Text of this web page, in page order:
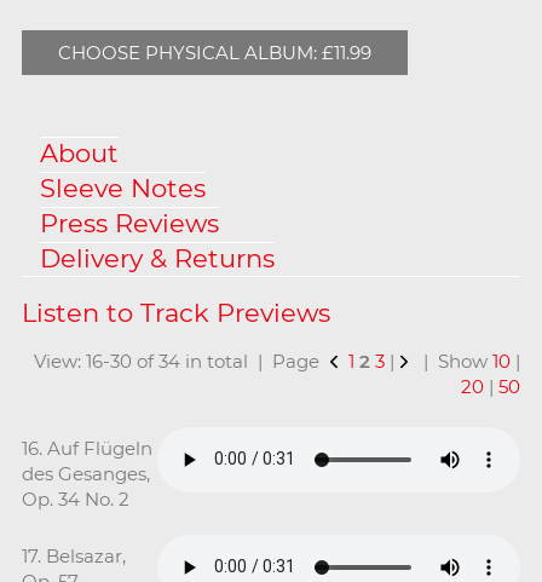
CHOOSE PHYSICAL ALBUM: £11.99
About
Sleeve Notes
Press Reviews
Delivery & Returns
View: 16-30 of 34 in total | Page 1 2 3 | | Show10 |
20 |50
16. Auf Flügeln
des Gesanges,
Op. 34 No. 2
17. Belsazar,